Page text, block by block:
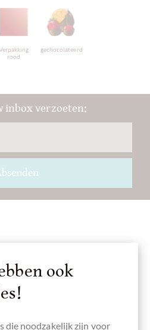
rood
gechocolateerd
inbox verzoeten:
ook
die noodzakelijk zijn voor